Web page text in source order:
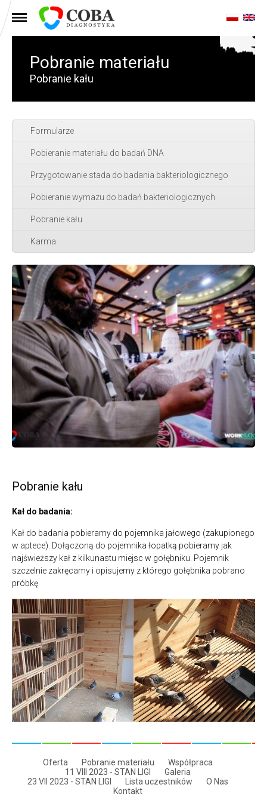
MENU
Pobranie materiału
Pobranie kału
Formularze
Pobieranie materiału do badań DNA
Przygotowanie stada do badania bakteriologicznego
Pobieranie wymazu do badań bakteriologicznych
Pobranie kału
Karma
Pobranie kału
Kał do badania:
Kał do badania pobieramy do pojemnika jałowego (zakupionego
w aptece). Dołączoną do pojemnika łopatką pobieramy jak
najświeższy kał z kilkunastu miejsc w gołębniku. Pojemnik
szczelnie zakręcamy i opisujemy z którego gołębnika pobrano
próbkę.
Oferta Pobranie materiału
Współpraca
11 VIII 2023 - STAN LIGI
Galeria
23 VII 2023 - STAN LIGI
Lista uczestników
O Nas
Kontakt